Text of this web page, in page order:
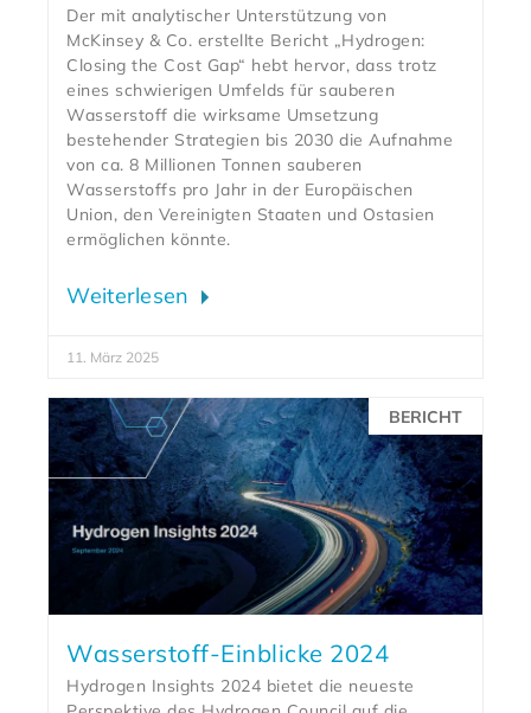
Der mit analytischer Unterstützung von
McKinsey & Co. erstellte Bericht „Hydrogen:
Closing the Cost Gap“ hebt hervor, dass trotz
eines schwierigen Umfelds für sauberen
Wasserstoff die wirksame Umsetzung
bestehender Strategien bis 2030 die Aufnahme
von ca. 8 Millionen Tonnen sauberen
Wasserstoffs pro Jahr in der Europäischen
Union, den Vereinigten Staaten und Ostasien
ermöglichen könnte.
Weiterlesen
11. März 2025
BERICHT
Wasserstoff-Einblicke 2024
Hydrogen Insights 2024 bietet die neueste